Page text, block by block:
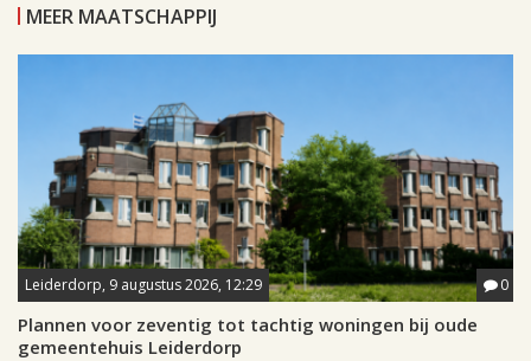
MEER MAATSCHAPPIJ
Leiderdorp, 9 augustus 2026, 12:29 0
Plannen voor zeventig tot tachtig woningen bij oude
gemeentehuis Leiderdorp